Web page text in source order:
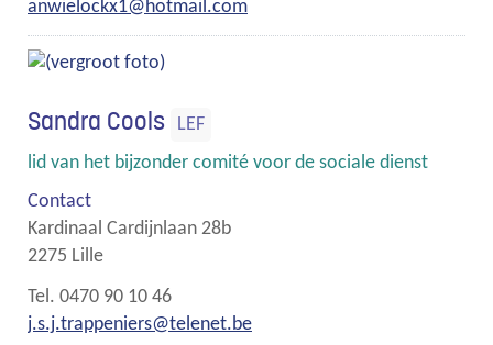
E-
mail
anwielockx1@hotmail.com
Sandra Cools LEF
Functies
lid van het bijzonder comité voor de sociale dienst
Contact
Kardinaal Cardijnlaan 28b
,2275 Lille
Gsm0470 90 10 46
E-
j.s.j.trappeniers@telenet.be